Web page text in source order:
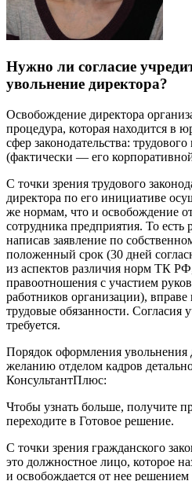
Нужно ли согласие
увольнение директора?
Освобождение директора
процедура, которая находится в
сфер законодательства:
(фактически — его
С точки зрения трудового
директора по его инициативе
же нормам, что и освобождение
сотрудника предприятия. То
написав заявление по
положенный срок (30 дней
из аспектов различия норм ТК
правоотношения с участием
работников организации), вправе
трудовые обязанности. Согласия
требуется.
Порядок оформления увольнения
желанию отделом кадров
КонсультантПлюс:
Чтобы узнать больше, получите
переходите в Готовое решение.
С точки зрения гражданского
это должностное лицо, которое
и освобождается от нее